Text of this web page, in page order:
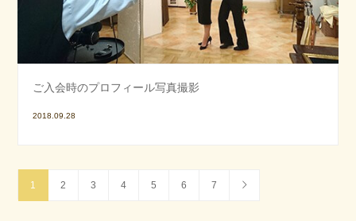
ご入会時のプロフィール写真撮影
2018.09.28
1 2 3 4 5 6 7